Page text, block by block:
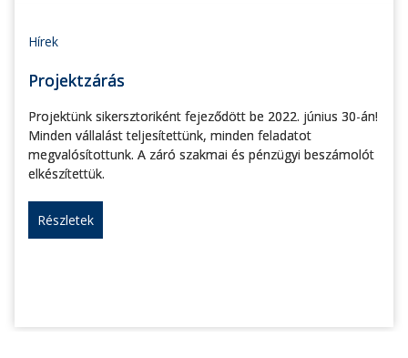
Hírek
Projektzárás
Projektünk sikersztoriként fejeződött be 2022. június 30-án!
Minden vállalást teljesítettünk, minden feladatot
megvalósítottunk. A záró szakmai és pénzügyi beszámolót
elkészítettük.
Részletek